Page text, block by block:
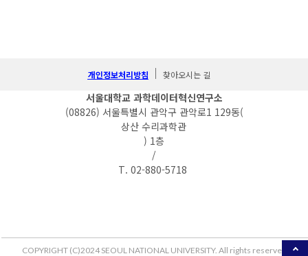
개인정보처리방침 찾아오시는 길
서울대학교 과학데이터혁신연구소
(08826) 서울특별시 관악구 관악로1 129동(
상산 수리과학관
) 1층
/
T. 02-880-5718
COPYRIGHT (C)2024 SEOUL NATIONAL UNIVERSITY. All rights reserved.